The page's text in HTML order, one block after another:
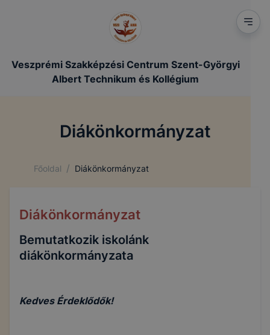
Veszprémi Szakképzési Centrum Szent-Györgyi
Albert Technikum és Kollégium
Diákönkormányzat
Főoldal / Diákönkormányzat
Diákönkormányzat
Bemutatkozik iskolánk
diákönkormányzata
Kedves Érdeklődők!